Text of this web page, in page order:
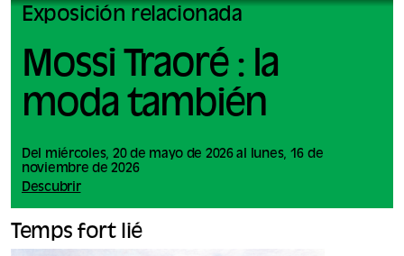
Exposición relacionada
Mossi Traoré : la
moda también
Del miércoles, 20 de mayo de 2026 al lunes, 16 de
noviembre de 2026
Descubrir
Temps fort lié